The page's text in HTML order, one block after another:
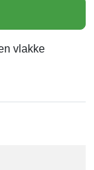
vlakke